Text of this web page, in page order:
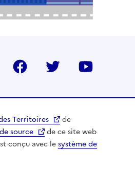
LinkedIn Facebook Twitter
Territoires
de
source
de ce site web
conçu avec lesystème de